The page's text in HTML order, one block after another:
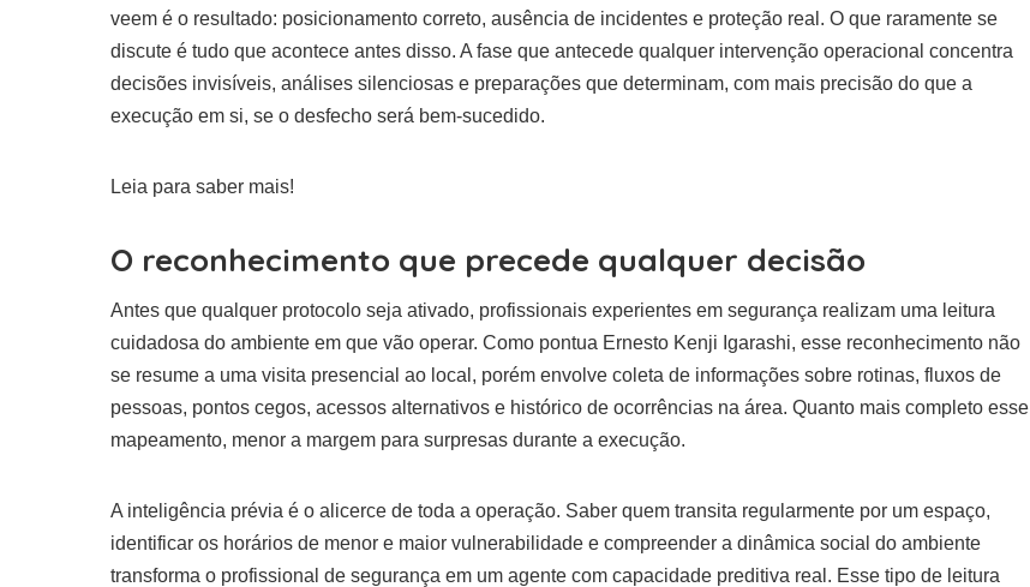
veem é o resultado: posicionamento correto, ausência de incidentes e proteção real. O que raramente se
discute é tudo que acontece antes disso. A fase que antecede qualquer intervenção operacional concentra
decisões invisíveis, análises silenciosas e preparações que determinam, com mais precisão do que a
execução em si, se o desfecho será bem-sucedido.
Leia para saber mais!
O reconhecimento que precede qualquer decisão
Antes que qualquer protocolo seja ativado, profissionais experientes em segurança realizam uma leitura
cuidadosa do ambiente em que vão operar. Como pontua Ernesto Kenji Igarashi, esse reconhecimento não
se resume a uma visita presencial ao local, porém envolve coleta de informações sobre rotinas, fluxos de
pessoas, pontos cegos, acessos alternativos e histórico de ocorrências na área. Quanto mais completo esse
mapeamento, menor a margem para surpresas durante a execução.
A inteligência prévia é o alicerce de toda a operação. Saber quem transita regularmente por um espaço,
identificar os horários de menor e maior vulnerabilidade e compreender a dinâmica social do ambiente
transforma o profissional de segurança em um agente com capacidade preditiva real. Esse tipo de leitura